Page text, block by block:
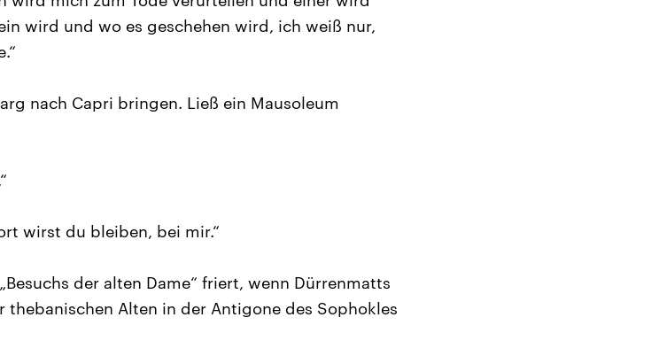
wird und wo es geschehen wird, ich weiß nur,
nach Capri bringen. Ließ ein Mausoleum
wirst du bleiben, bei mir.“
der alten Dame“ friert, wenn Dürrenmatts
thebanischen Alten in der Antigone des Sophokles